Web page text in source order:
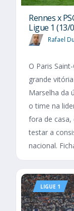
Rennes x
Ligue 1 (13/
Rafael
O Paris
grande
Marselha da
o time na
fora de casa,
testar a
nacional.
LIGUE 1